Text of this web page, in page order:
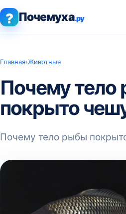
? Почемуха.ру
Главная›Животные
Почему
покрыто
Почему тело рыбы